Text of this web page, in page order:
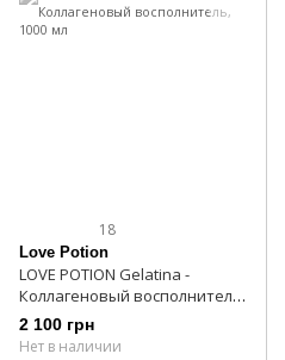
18
Love Potion
LOVE POTION Gelatina -
Коллагеновый восполнитель,
1000 мл
2 100 грн
Нет в наличии